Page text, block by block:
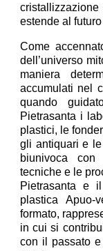
estende al
Come
dell’universo
maniera
accumulati nel
quando
Pietrasanta i
plastici, le
gli antiquari e
biunivoca
tecniche e le
Pietrasanta e
plastica
formato,
in cui si
con il passato